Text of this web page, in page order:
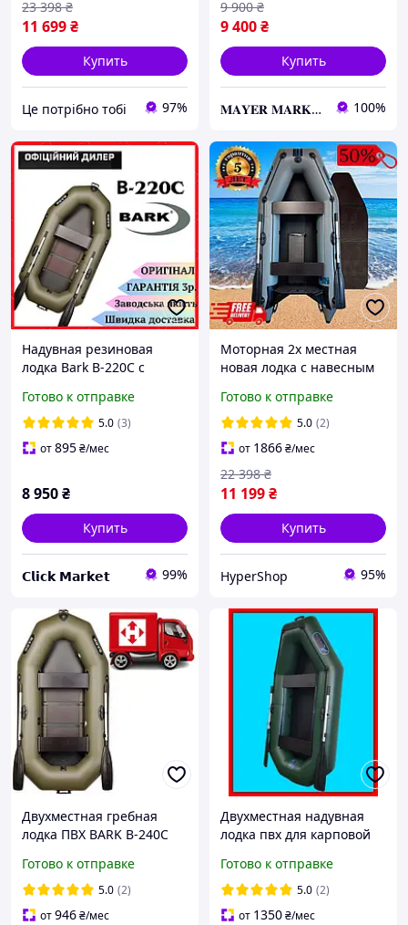
11 699₴
23 398 ₴
Купить
Це потрібно тобі 97%
9 400₴
9 900 ₴
Купить
𝐌𝐀𝐘𝐄𝐑 𝐌𝐀𝐑𝐊𝐄𝐓 100%
Надувная резиновая
лодка Bark B-220С с
Лодка с поворотным
уключинами для одного
человека
Готово к отправке
5.0 (3)
от895₴/мес
8 950₴
Купить
𝗖𝗹𝗶𝗰𝗸 𝗠𝗮𝗿𝗸𝗲𝘁 99%
Моторная 2х местная
новая лодка с навесным
армированного пвх для
охоты в камышах, лодка
для двоих
Готово к отправке
5.0 (2)
от 1866₴/мес
11 199₴
22 398 ₴
Купить
HyperShop 95%
Двухместная гребная
лодка ПВХ BARK B-240C
лодка Барк со
стационарными
сидениями
Готово к отправке
5.0 (2)
от946₴/мес
Двухместная надувная
лодка пвх для карповой
двухместная резиновая
лодка для рыбалки |ЭТО
НУЖНО
Готово к отправке
5.0 (2)
от 1350₴/мес